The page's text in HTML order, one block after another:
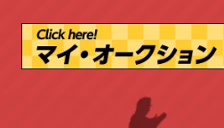
ラテラルキャビネット
作業台 切断機 台車
工具店